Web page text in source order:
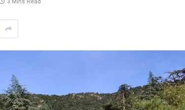
3 Mins Read